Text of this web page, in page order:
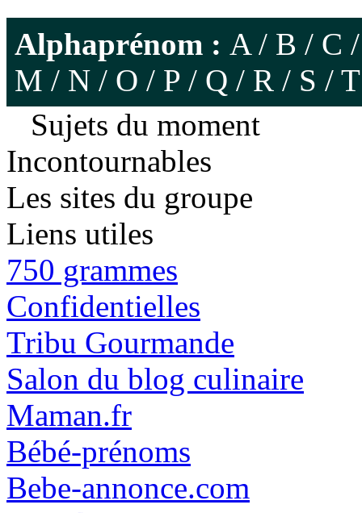
Alphaprénom : A/ B / C
M / N / O / P / Q / R / S / T
Sujets du moment
Incontournables
Les sites du groupe
Liens utiles
750 grammes
Confidentielles
Tribu Gourmande
Salon du blog culinaire
Maman.fr
Bébé-prénoms
Bebe-annonce.com